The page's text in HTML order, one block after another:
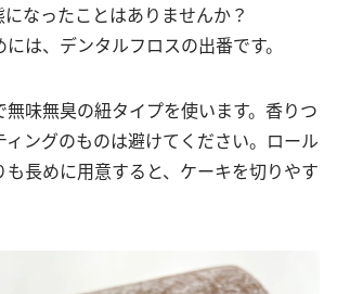
なったことはありませんか？
は、デンタルフロスの出番です。
無味無臭の紐タイプを使います。香りつ
ィングのものは避けてください。ロール
も長めに用意すると、ケーキを切りやす